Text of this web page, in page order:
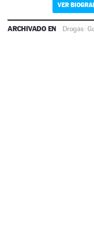
VER
ARCHIVADO EN Drogas·